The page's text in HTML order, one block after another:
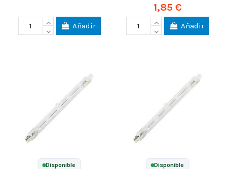
Añadir
1,85 €
Añadir
Disponible Disponible